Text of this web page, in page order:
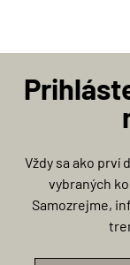
Vždy sa ako prví
vybraných
Samozrejme,